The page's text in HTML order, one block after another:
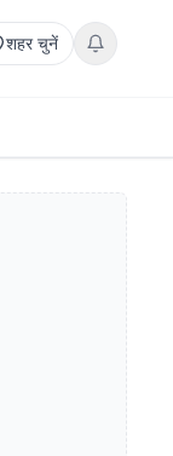
शहर चुनें